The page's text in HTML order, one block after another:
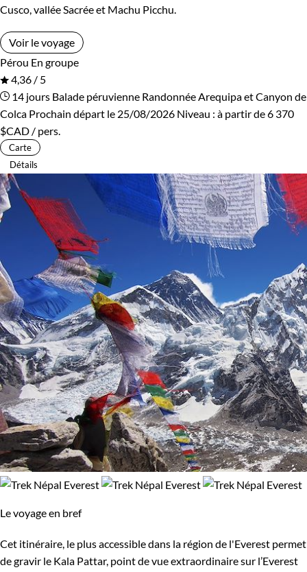
Cusco, vallée Sacrée et Machu Picchu.
Voir le voyage
Pérou En groupe
4,36 / 5
14 jours Balade péruvienne Randonnée Arequipa et Canyon de
Colca Prochain départ le 25/08/2026 Niveau : à partir de6 370
$CAD / pers.
Carte
Détails
Le voyage en bref
Cet itinéraire, le plus accessible dans la région de l'Everest permet
de gravir le Kala Pattar, point de vue extraordinaire sur l’Everest